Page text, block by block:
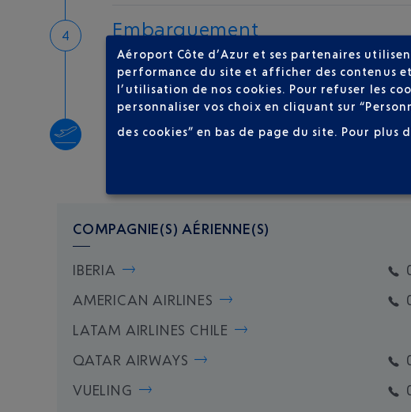
Embarquement
Salle A Porte 03
Décollage
COMPAGNIE(S) AÉRIENNE(S)
IBERIA
AMERICAN AIRLINES
LATAM AIRLINES CHILE
QATAR AIRWAYS
VUELING
Aéroport Côte d’Azur et ses partenaires
performance du site et afficher des contenus
l’utilisation de nos cookies. Pour refuser les
personnaliser vos choix en cliquant sur
des cookies” en bas de page du site. Pour plus